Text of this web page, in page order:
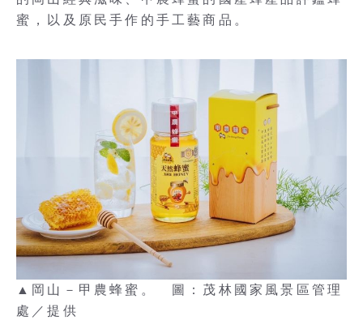
蜜，以及原民手作的手工藝商品。
▲岡山－甲農蜂蜜。 圖：茂林國家風景區管理
處／提供